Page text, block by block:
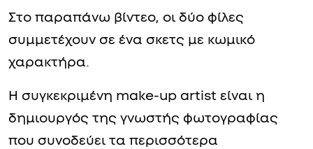
Στο παραπάνω βίντεο, οι δύο φίλες
συμμετέχουν σε ένα σκετς με κωμικό
χαρακτήρα.
Η συγκεκριμένη make-up artist είναι η
δημιουργός της γνωστής φωτογραφίας
που συνοδεύει τα περισσότερα